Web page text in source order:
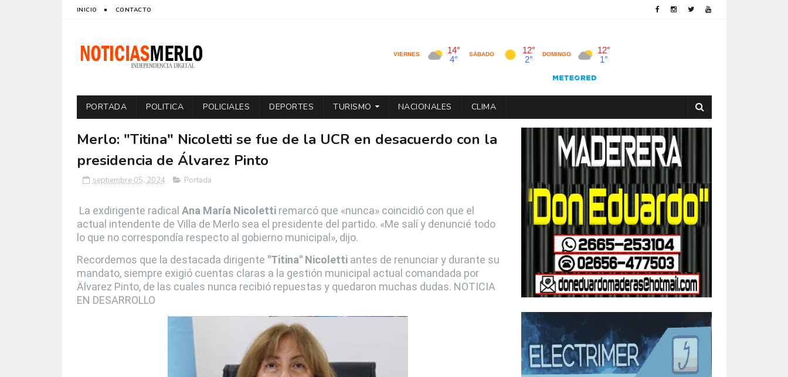
INICIO CONTACTO
PORTADA POLITICA POLICIALES DEPORTES TURISMO NACIONALES CLIMA
Merlo: "Titina" Nicoletti se fue de la UCR en desacuerdo con la
presidencia de Álvarez Pinto
septiembre 05, 2024 Portada
La exdirigente radical Ana María Nicolettiremarcó que «nunca» coincidió con que el
actual intendente de Villa de Merlo sea el presidente del partido. «Me salí y denuncié todo
lo que no correspondía respecto al gobierno municipal», dijo.
Recordemos que la destacada dirigente "Titina" Nicoletti antes de renunciar y durante su
mandato, siempre exigió cuentas claras a la gestión municipal actual comandada por
Älvarez Pinto, de las cuales nunca recibió repuestas y quedaron muchas dudas. NOTICIA
EN DESARROLLO